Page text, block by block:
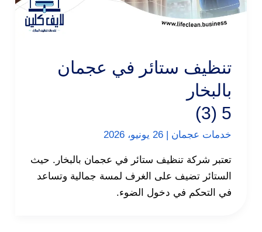
تنظيف ستائر في عجمان
بالبخار
5 (3)
خدمات عجمان | 26 يونيو، 2026
تعتبر شركة تنظيف ستائر في عجمان بالبخار. حيث
الستائر تضيف على الغرف لمسة جمالية وتساعد
في التحكم في دخول الضوء.